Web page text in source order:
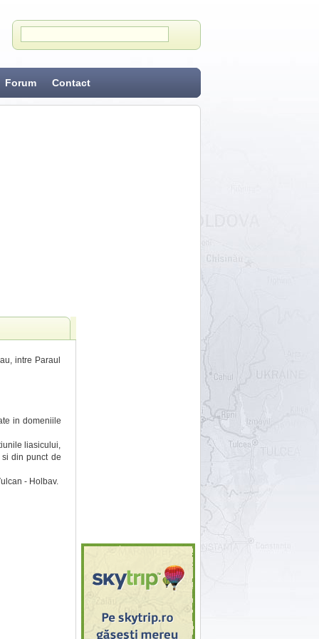
Forum Contact
intre Paraul
in domeniile
liasicului,
din punct de
- Holbav.